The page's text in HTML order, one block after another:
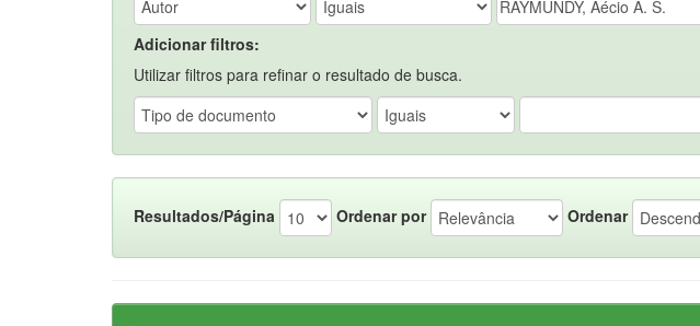
Adicionar filtros:
Utilizar filtros para refinar o resultado de busca.
Resultados/Página Ordenar por Ordenar